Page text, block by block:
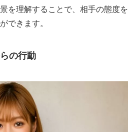
を理解することで、相手の態度を
できます。
の行動